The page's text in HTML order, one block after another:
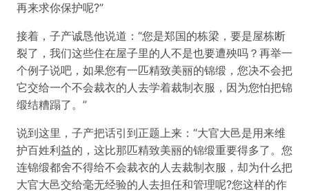
再来求你保护呢?”
接着，子产诚恳他说道：“您是郑国的栋梁，要是屋栋断
裂了，我们这些住在屋子里的人不是也要遭殃吗？再举一
个例子说吧，如果您有一匹精致美丽的锦缎，您决不会把
它交给一个不会裁衣的人去学着裁制衣服，因为您怕把锦
缎结糟蹋了。”
说到这里，子产把话引到正题上来：“大官大邑是用来维
护百姓利益的，这比那匹精致美丽的锦缎重要得多了。您
连锦缎都舍不得给不会裁衣的人去裁制衣服，却为什么把
大官大邑交给毫无经验的人去担任和管理呢?您这样的作